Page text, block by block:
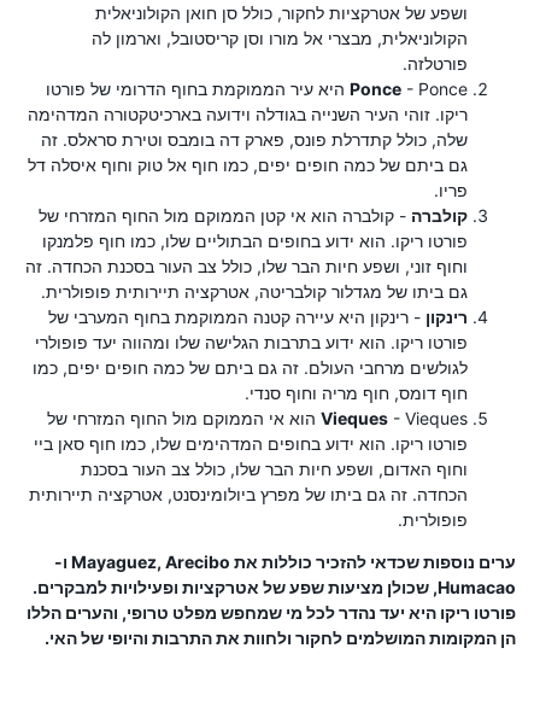
ושפע של אטרקציות לחקור, כולל סן חואן הקולוניאלית
הקולוניאלית, מבצרי אל מורו וסן קריסטובל, וארמון לה
פורטלזה.
Ponce - Ponce היא עיר הממוקמת בחוף הדרומי של פורטו
ריקו. זוהי העיר השנייה בגודלה וידועה בארכיטקטורה המדהימה
שלה, כולל קתדרלת פונס, פארק דה בומבס וטירת סראלס. זה
גם ביתם של כמה חופים יפים, כמו חוף אל טוק וחוף איסלה דל
פריו.
קולברה - קולברה הוא אי קטן הממוקם מול החוף המזרחי של
פורטו ריקו. הוא ידוע בחופים הבתוליים שלו, כמו חוף פלמנקו
וחוף זוני, ושפע חיות הבר שלו, כולל צב העור בסכנת הכחדה. זה
גם ביתו של מגדלור קולבריטה, אטרקציה תיירותית פופולרית.
רינקון - רינקון היא עיירה קטנה הממוקמת בחוף המערבי של
פורטו ריקו. הוא ידוע בתרבות הגלישה שלו ומהווה יעד פופולרי
לגולשים מרחבי העולם. זה גם ביתם של כמה חופים יפים, כמו
חוף דומס, חוף מריה וחוף סנדי.
Vieques - Vieques הוא אי הממוקם מול החוף המזרחי של
פורטו ריקו. הוא ידוע בחופים המדהימים שלו, כמו חוף סאן ביי
וחוף האדום, ושפע חיות הבר שלו, כולל צב העור בסכנת
הכחדה. זה גם ביתו של מפרץ ביולומינסנט, אטרקציה תיירותית
פופולרית.
ערים נוספות שכדאי להזכיר כוללות את Mayaguez, Arecibo ו-
Humacao, שכולן מציעות שפע של אטרקציות ופעילויות למבקרים.
פורטו ריקו היא יעד נהדר לכל מי שמחפש מפלט טרופי, והערים הללו
הן המקומות המושלמים לחקור ולחוות את התרבות והיופי של האי.